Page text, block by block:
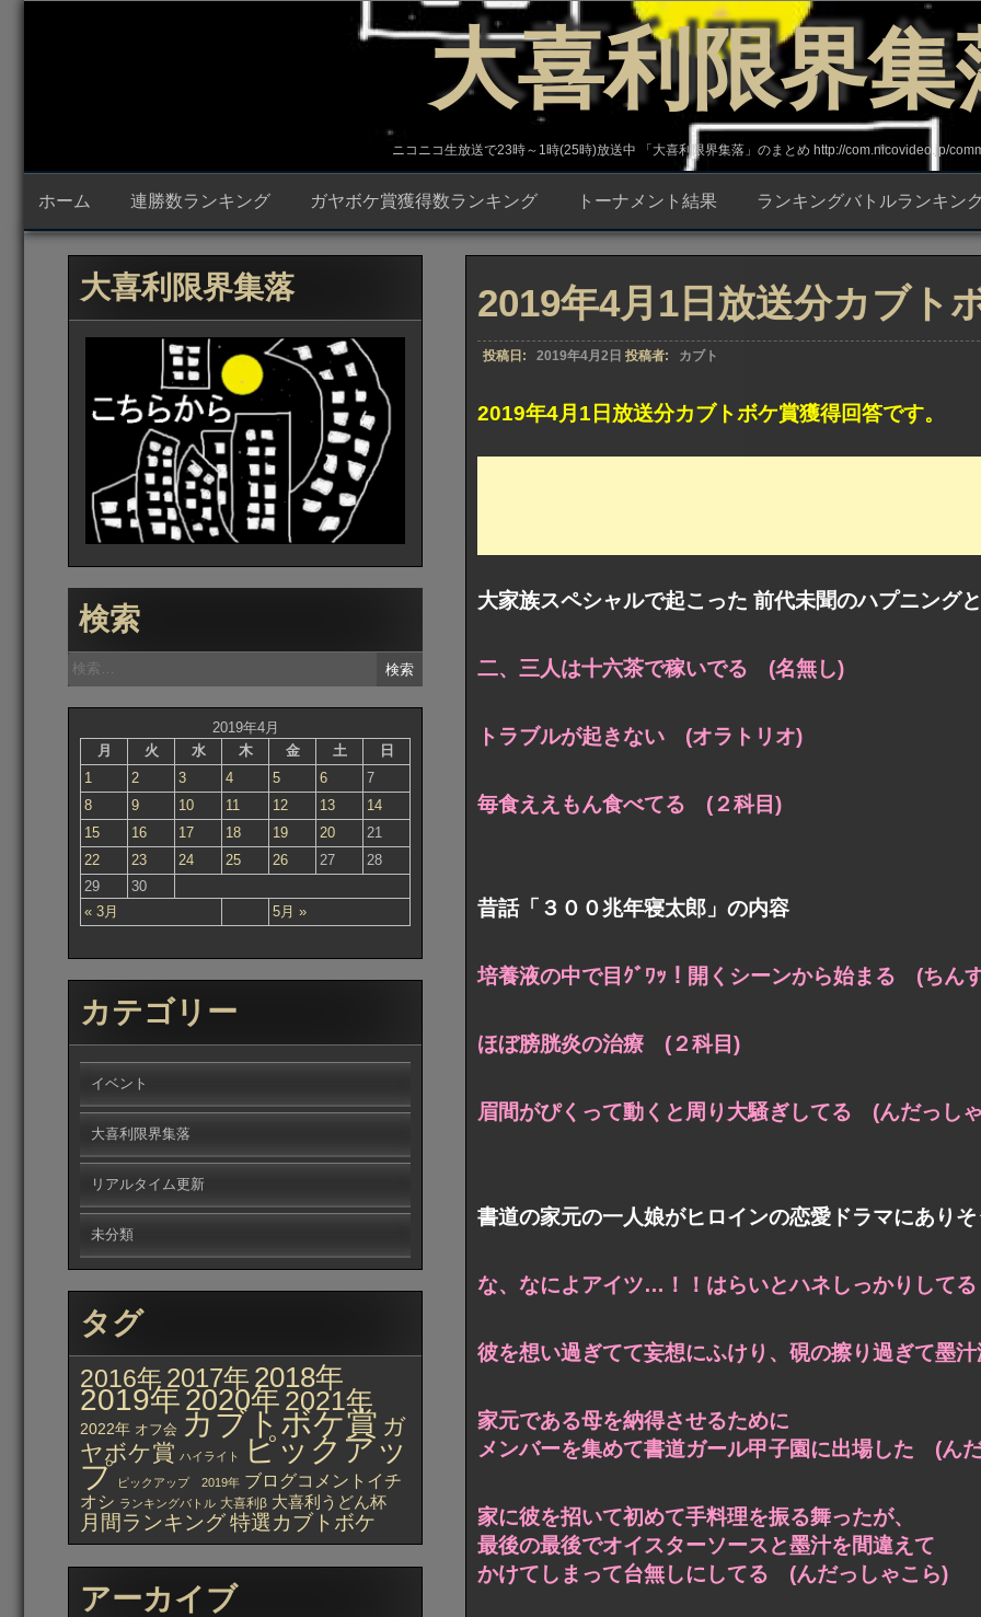
プ
大喜利限界集
ニコニコ生放送で23時～1時(25時)放送中 「大喜利限界集落」のまとめ http://com.nicovideo.jp/
ホーム 連勝数ランキング ガヤボケ賞獲得数ランキング トーナメント結果 ランキングバトルランキン
2019年4月1日放送分カブト
投稿日: 2019年4月2日 投稿者: カブト
2019年4月1日放送分カブトボケ賞獲得回答です。
大家族スペシャルで起こった 前代未聞のハプニング
二、三人は十六茶で稼いでる (名無し)
トラブルが起きない (オラトリオ)
毎食ええもん食べてる (２科目)
昔話「３００兆年寝太郎」の内容
培養液の中で目ｸﾞﾜｯ！開くシーンから始まる (ちん
ほぼ膀胱炎の治療 (２科目)
眉間がぴくって動くと周り大騒ぎしてる (んだっし
書道の家元の一人娘がヒロインの恋愛ドラマにあり
な、なによアイツ…！！はらいとハネしっかりして
彼を想い過ぎてて妄想にふけり、硯の擦り過ぎて墨
家元である母を納得させるために
メンバーを集めて書道ガール甲子園に出場した (ん
家に彼を招いて初めて手料理を振る舞ったが、
最後の最後でオイスターソースと墨汁を間違えて
かけてしまって台無しにしてる (んだっしゃこら)
大喜利限界集落
検索
検
索:
2019年4月
月
火 水 木 金 土 日
« 3月 5月 »
1 2 3 4 5 6
7
8
9 10 11 12 13
14
15
16 17 18 19 20
21
22
23 24 25 26 27
28
29
30
カテゴリー
イベント
大喜利限界集落
リアルタイム更新
未分類
タグ
2016年 2017年 2018年
2019年2020年 2021年
2022年 オフ会 カブトボケ賞 ガ
ヤボケ賞 ハイライト ピックアッ
プ ピックアップ 2019年 ブログコメントイチ
オシ ランキングバトル 大喜利β 大喜利うどん杯
月間ランキング特選カブトボケ
アーカイブ